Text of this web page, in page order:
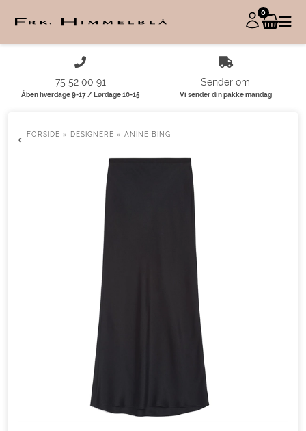
0
75 52 00 91
Åben hverdage 9-17 / Lørdage 10-15
Sender om
Vi sender din pakke mandag
FORSIDE » DESIGNERE »ANINE BING